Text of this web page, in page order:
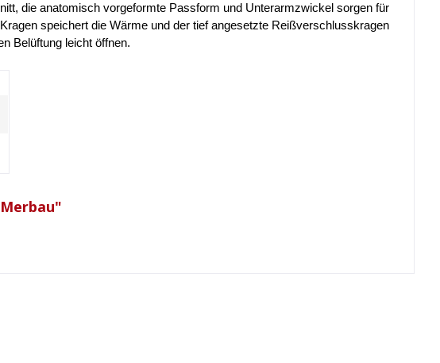
die anatomisch vorgeformte Passform und Unterarmzwickel sorgen für
speichert die Wärme und der tief angesetzte Reißverschlusskragen
Belüftung leicht öffnen.